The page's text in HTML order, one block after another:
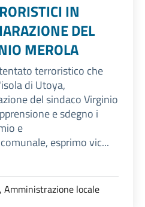
IN
DEL
MEROLA
terroristico che
di Utoya,
del sindaco Virginio
e sdegno i
e
esprimo vic...
Amministrazione locale